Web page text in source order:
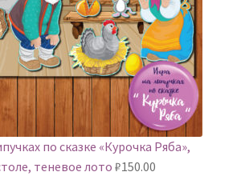
по сказке «Курочка Ряба»,
теневое лото₽150.00